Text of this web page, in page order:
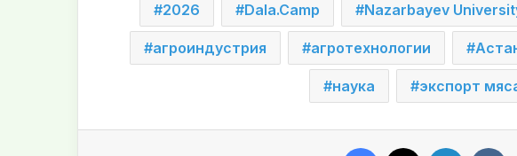
2026 Dala.Camp Nazarbayev
агроиндустрия агротехнологии
наука экспорт